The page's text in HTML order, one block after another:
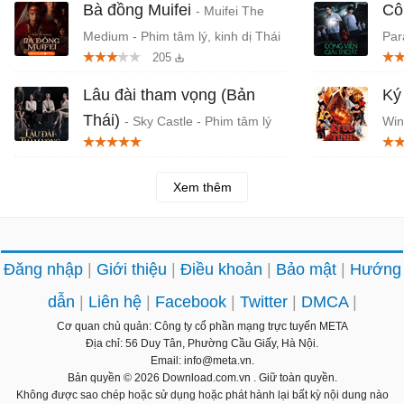
Bà đồng Muifei - Muifei The
Medium - Phim tâm lý, kinh dị Thái
Lan
205
Lâu đài tham vọng (Bản
Thái) - Sky Castle - Phim tâm lý
chủ đề học đường Thái Lan
Lan
Xem thêm
Đăng nhập Giới thiệu Điều khoản Bảo mật
Hướng
dẫn
Liên hệ Facebook Twitter DMCA
Cơ quan chủ quản: Công ty cổ phần mạng trực tuyến META
Địa chỉ: 56 Duy Tân, Phường Cầu Giấy, Hà Nội.
Email: info@meta.vn.
Bản quyền © 2026 Download.com.vn
. Giữ toàn quyền.
Không được sao chép hoặc sử dụng hoặc phát hành lại bất kỳ nội dung nào